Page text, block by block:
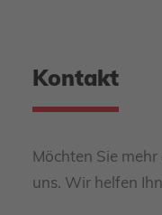
Kontakt
Möchten Sie
uns. Wir helfen